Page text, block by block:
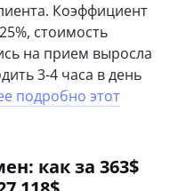
Коэффициент
стоимость
на прием выросла
3-4 часа в день
подробно этот
как за 363$